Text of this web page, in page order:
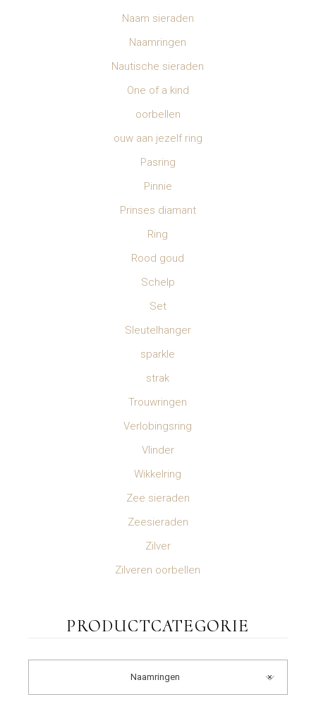
Naam sieraden
Naamringen
Nautische sieraden
One of a kind
oorbellen
ouw aan jezelf ring
Pasring
Pinnie
Prinses diamant
Ring
Rood goud
Schelp
Set
Sleutelhanger
sparkle
strak
Trouwringen
Verlobingsring
Vlinder
Wikkelring
Zee sieraden
Zeesieraden
Zilver
Zilveren oorbellen
PRODUCTCATEGORIE
×
Naamringen